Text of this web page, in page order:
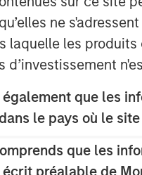
ne
laquelle les
d’investissement
que les
le pays où le
que les
préalable de
Equity Partners
Private Equity
on a global basis.
funds have
of industries. This
Sandberg and